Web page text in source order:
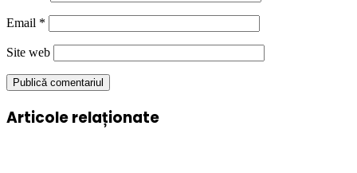
Email *
Site web
Articole relaționate